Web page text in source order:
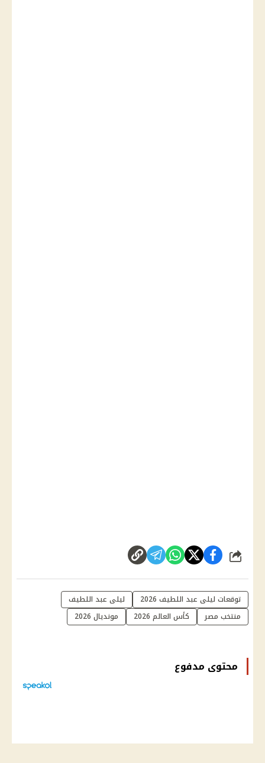
شارك
توقعات ليلى عبد اللطيف 2026
ليلى عبد اللطيف
منتخب مصر
كأس العالم 2026 مونديال 2026
محتوى مدفوع